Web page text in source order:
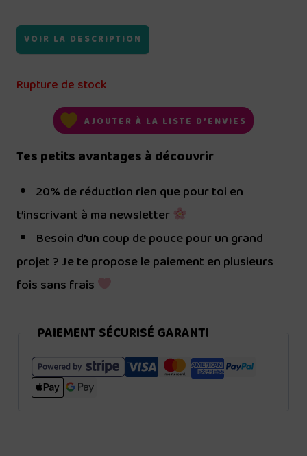
VOIR LA DESCRIPTION
Rupture de stock
AJOUTER À LA LISTE D’ENVIES
Tes petits avantages à découvrir
20% de réduction rien que pour toi en
t’inscrivant à ma newsletter
Besoin d’un coup de pouce pour un grand
projet ? Je te propose le paiement en plusieurs
fois sans frais
PAIEMENT SÉCURISÉ GARANTI